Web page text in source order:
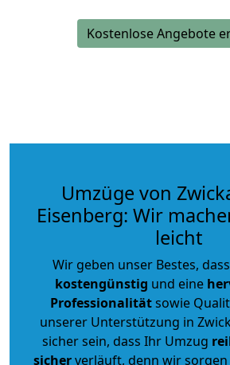
Kostenlose Angebote
Umzüge von
Eisenberg: Wir
leicht
Wir geben unser Bestes,
kostengünstig und eine
Professionalitätsowie
unserer Unterstützung in
sicher sein, dass Ihr Umzug
sicherverläuft, denn wir sorgen